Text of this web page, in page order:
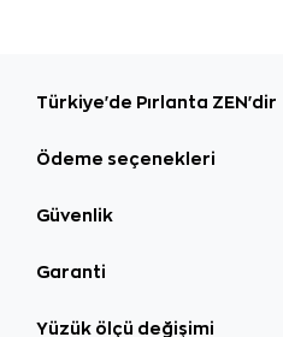
Türkiye'de Pırlanta ZEN'dir
Ödeme seçenekleri
Güvenlik
Garanti
Yüzük ölçü değişimi